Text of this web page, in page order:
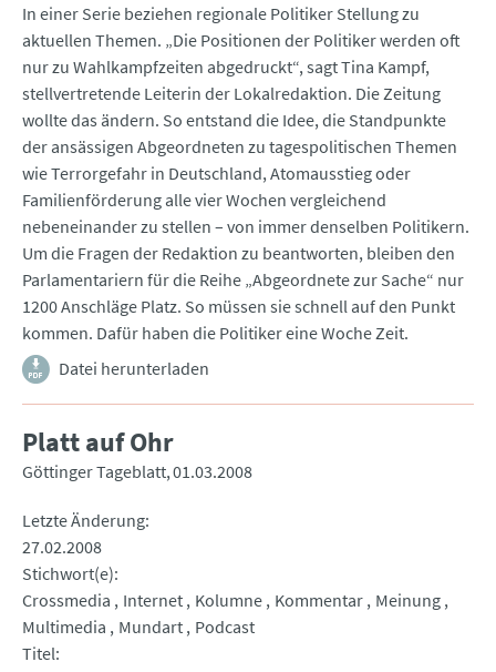
In einer Serie beziehen regionale Politiker Stellung zu
aktuellen Themen. „Die Positionen der Politiker werden oft
nur zu Wahlkampfzeiten abgedruckt“, sagt Tina Kampf,
stellvertretende Leiterin der Lokalredaktion. Die Zeitung
wollte das ändern. So entstand die Idee, die Standpunkte
der ansässigen Abgeordneten zu tagespolitischen Themen
wie Terrorgefahr in Deutschland, Atomausstieg oder
Familienförderung alle vier Wochen vergleichend
nebeneinander zu stellen – von immer denselben Politikern.
Um die Fragen der Redaktion zu beantworten, bleiben den
Parlamentariern für die Reihe „Abgeordnete zur Sache“ nur
1200 Anschläge Platz. So müssen sie schnell auf den Punkt
kommen. Dafür haben die Politiker eine Woche Zeit.
Datei herunterladen
Platt auf Ohr
Göttinger Tageblatt 01.03.2008
Letzte Änderung
27.02.2008
Stichwort(e)
Crossmedia
Internet Kolumne Kommentar Meinung
Multimedia
Mundart Podcast
Titel